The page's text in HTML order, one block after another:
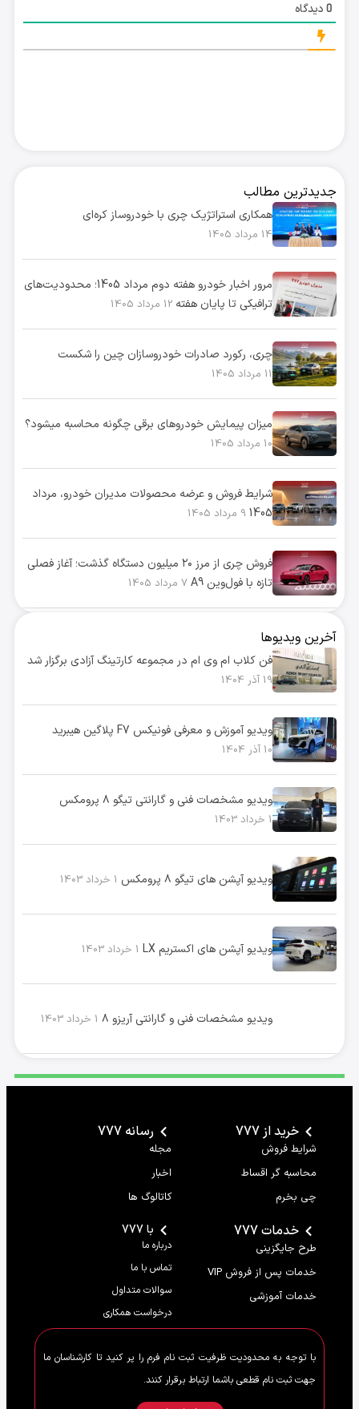
0دیدگاه
جدیدترین مطالب
همکاری استراتژیک چری با خودروساز کره‌ای
14 مرداد 1405
مرور اخبار خودرو هفته دوم مرداد 1405؛ محدودیت‌های
ترافیکی تا پایان هفته 12 مرداد 1405
چری، رکورد صادرات خودروسازان چین را شکست
11 مرداد 1405
میزان پیمایش خودروهای برقی چگونه محاسبه میشود؟
10 مرداد 1405
شرایط فروش و عرضه محصولات مدیران خودرو، مرداد
1405 9 مرداد 1405
فروش چری از مرز ۲۰ میلیون دستگاه گذشت؛ آغاز فصلی
تازه با فول‌وین A9
7 مرداد 1405
آخرین ویدیوها
فن کلاب ام وی ام در مجموعه کارتینگ آزادی برگزار شد
19 آذر 1404
ویدیو آموزش و معرفی فونیکس F7 پلاگین هیبرید
10 آذر 1404
ویدیو مشخصات فنی و گارانتی تیگو ۸ پرومکس
1 خرداد 1403
ویدیو آپشن های تیگو ۸ پرومکس 1 خرداد 1403
ویدیو آپشن های اکستریم LX 1 خرداد 1403
ویدیو مشخصات فنی و گارانتی آریزو ۸ 1 خرداد 1403
خرید از 777
شرایط فروش
محاسبه گر اقساط
چی بخرم
رسانه 777
مجله
اخبار
کاتالوگ ها
خدمات 777
طرح جایگزینی
خدمات پس از فروش VIP
خدمات آموزشی
با 777
درباره ما
تماس با ما
سوالات متداول
درخواست همکاری
با توجه به محدودیت ظرفیت ثبت نام فرم را پر کنید تا کارشناسان ما
جهت ثبت نام قطعی باشما ارتباط برقرار کنند.